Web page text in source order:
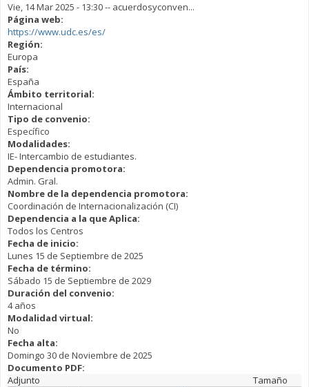
Vie, 14 Mar 2025 - 13:30-- acuerdosyconven...
Página web:
https://www.udc.es/es/
Región:
Europa
País:
España
Ámbito territorial:
Internacional
Tipo de convenio:
Específico
Modalidades:
IE- Intercambio de estudiantes.
Dependencia promotora:
Admin. Gral.
Nombre de la dependencia promotora:
Coordinación de Internacionalización (CI)
Dependencia a la que Aplica:
Todos los Centros
Fecha de inicio:
Lunes 15 de Septiembre de 2025
Fecha de término:
Sábado 15 de Septiembre de 2029
Duración del convenio:
4 años
Modalidad virtual:
No
Fecha alta:
Domingo 30 de Noviembre de 2025
Documento PDF:
Adjunto
Tamaño